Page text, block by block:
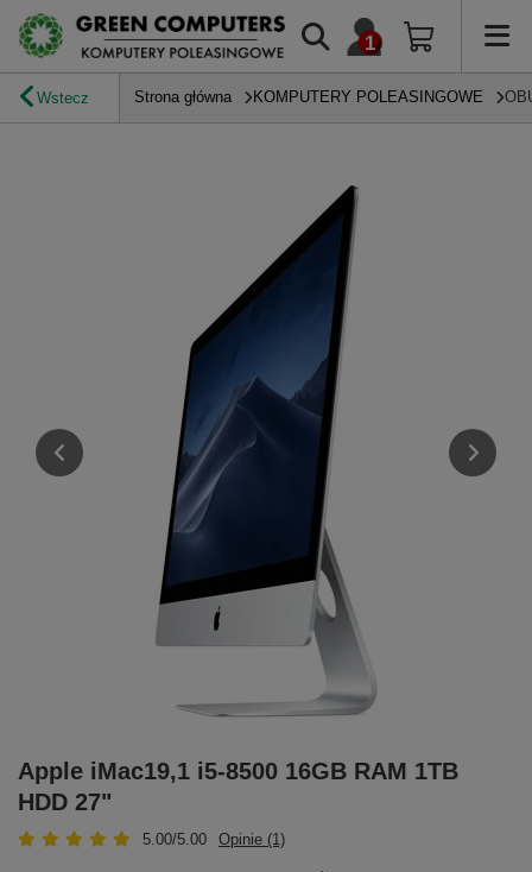
Wstecz Strona główna KOMPUTERY POLEASINGOWE
Apple iMac19,1 i5-8500 16GB RAM 1TB
HDD 27"
5.00/5.00 Opinie (1)